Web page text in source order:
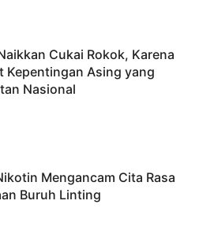
Cukai Rokok, Karena
Kepentingan Asing yang
Nasional
Mengancam Cita Rasa
Buruh Linting